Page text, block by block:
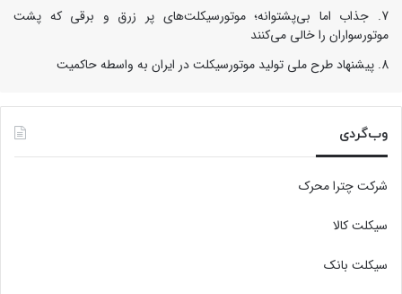
جذاب اما بی‌پشتوانه؛ موتورسیکلت‌های پر زرق‌ و برقی که پشت
موتورسواران را خالی می‌کنند
پیشنهاد طرح ملی تولید موتورسیکلت در ایران به واسطه حاکمیت
وب‌گردی
شرکت چترا محرک
سیکلت کالا
سیکلت بانک